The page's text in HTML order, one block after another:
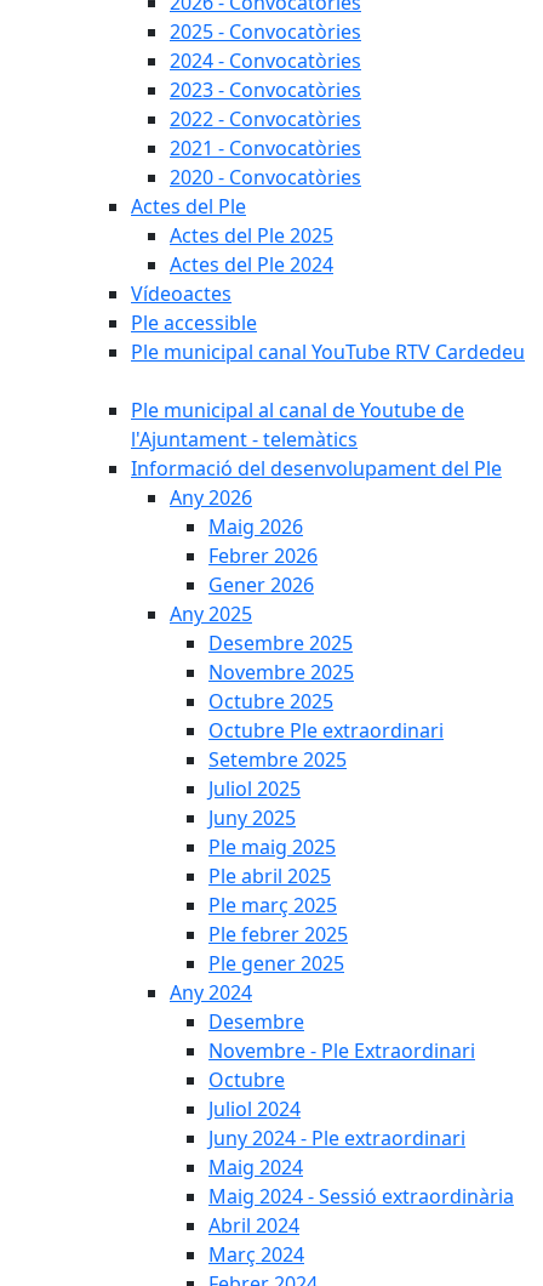
2025 - Convocatòries
2024 - Convocatòries
2023 - Convocatòries
2022 - Convocatòries
2021 - Convocatòries
2020 - Convocatòries
Actes del Ple
Actes del Ple 2025
Actes del Ple 2024
Vídeoactes
Ple accessible
Ple municipal canal YouTube RTV Cardedeu
Ple municipal al canal de Youtube de
l'Ajuntament - telemàtics
Informació del desenvolupament del Ple
Any 2026
Maig 2026
Febrer 2026
Gener 2026
Any 2025
Desembre 2025
Novembre 2025
Octubre 2025
Octubre Ple extraordinari
Setembre 2025
Juliol 2025
Juny 2025
Ple maig 2025
Ple abril 2025
Ple març 2025
Ple febrer 2025
Ple gener 2025
Any 2024
Desembre
Novembre - Ple Extraordinari
Octubre
Juliol 2024
Juny 2024 - Ple extraordinari
Maig 2024
Maig 2024 - Sessió extraordinària
Abril 2024
Març 2024